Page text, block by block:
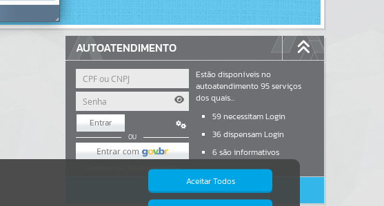
AUTOATENDIMENTO
Entrar
OU
Recuperar Senha
Estão disponíveis no
autoatendimento95serviços
dos quais...
59 necessitam Login
36dispensam Login
6são informativos
ACESSAR SEM LOGIN
Aceitar Todos